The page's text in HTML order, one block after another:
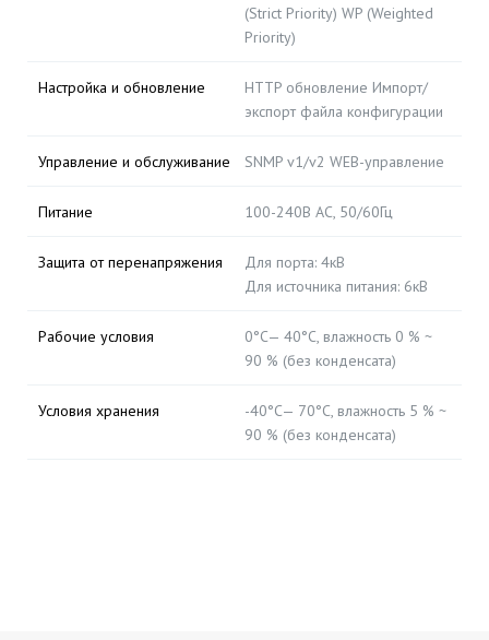
(Strict Priority) WP (Weighted
Priority)
Настройка и обновление
HTTP обновление Импорт/
экспорт файла конфигурации
Управление и обслуживание SNMP v1/v2 WEB-управление
Питание 100-240B AC, 50/60Гц
Защита от перенапряжения
Для порта: 4кВ
Для источника питания: 6кВ
Рабочие условия
0°C— 40°C, влажность 0 % ~
90 % (без конденсата)
Условия хранения
-40°C— 70°C, влажность 5 % ~
90 % (без конденсата)